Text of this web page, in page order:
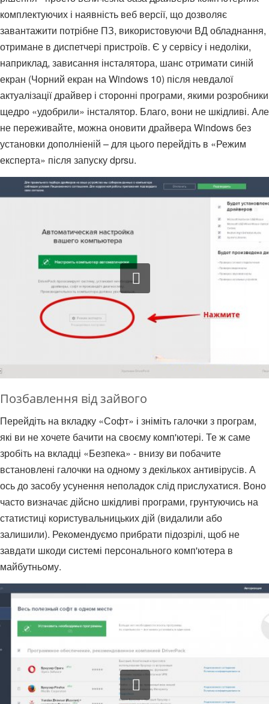
комплектуючих і наявність веб версії, що дозволяє
завантажити потрібне ПЗ, використовуючи ВД обладнання,
отримане в диспетчері пристроїв. Є у сервісу і недоліки,
наприклад, зависання інсталятора, шанс отримати синій
екран (Чорний екран на Windows 10) після невдалої
актуалізації драйвер і сторонні програми, якими розробники
щедро «удобрили» інсталятор. Благо, вони не шкідливі. Але
не переживайте, можна оновити драйвера Windows без
установки дополніеній – для цього перейдіть в «Режим
експерта» після запуску dprsu.
Позбавлення від зайвого
Перейдіть на вкладку «Софт» і зніміть галочки з програм,
які ви не хочете бачити на своєму комп'ютері. Те ж саме
зробіть на вкладці «Безпека» - внизу ви побачите
встановлені галочки на одному з декількох антивірусів. А
ось до засобу усунення неполадок слід прислухатися. Воно
часто визначає дійсно шкідливі програми, грунтуючись на
статистиці користувальницьких дій (видалили або
залишили). Рекомендуємо прибрати підозрілі, щоб не
завдати шкоди системі персонального комп'ютера в
майбутньому.